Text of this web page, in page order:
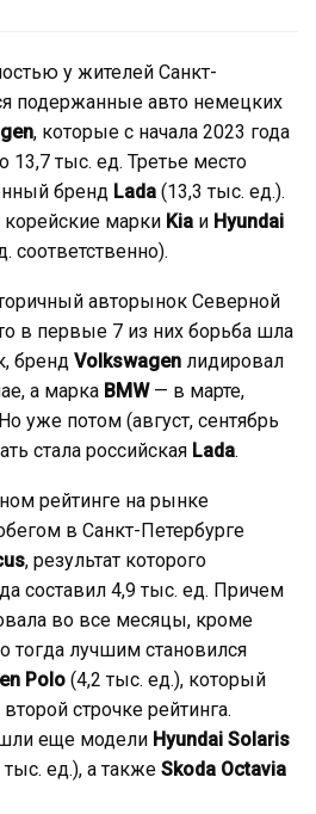
у жителей Санкт-
подержанные авто немецких
, которые с начала 2023 года
тыс. ед. Третье место
бренд Lada (13,3 тыс. ед.).
марки Kia и Hyundai
соответственно).
авторынок Северной
в первые 7 из них борьба шла
бренд Volkswagen лидировал
а марка BMW— в марте,
уже потом (август, сентябрь
стала российская Lada.
рейтинге на рынке
в Санкт-Петербурге
, результат которого
составил 4,9 тыс. ед. Причем
во все месяцы, кроме
тогда лучшим становился
Polo (4,2 тыс. ед.), который
строчке рейтинга.
еще модели Hyundai Solaris
тыс. ед.), а также Skoda Octavia